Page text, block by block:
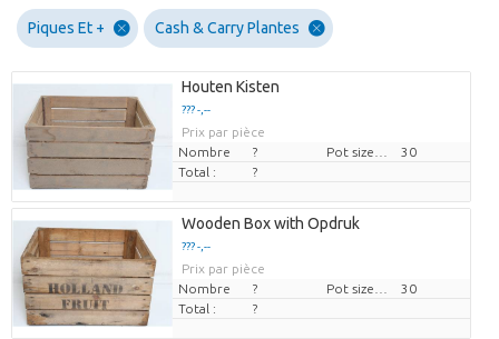
Piques Et + Cash & Carry Plantes
Houten Kisten
??? -,--
Prix par pièce
Nombre
?
30
Total :
?
Wooden Box with Opdruk
??? -,--
Prix par pièce
Nombre
?
30
Total :
?